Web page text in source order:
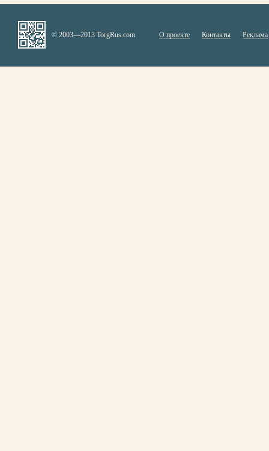
© 2003—2013 TorgRus.com О проекте Контакты Реклама